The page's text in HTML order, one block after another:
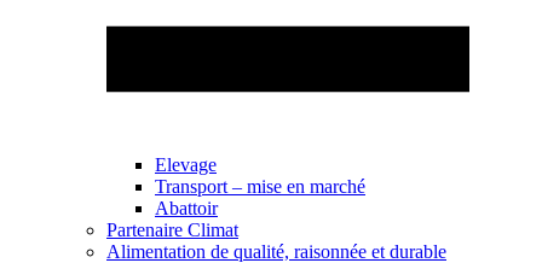
Elevage
Transport – mise en marché
Abattoir
Partenaire Climat
Alimentation de qualité, raisonnée et durable